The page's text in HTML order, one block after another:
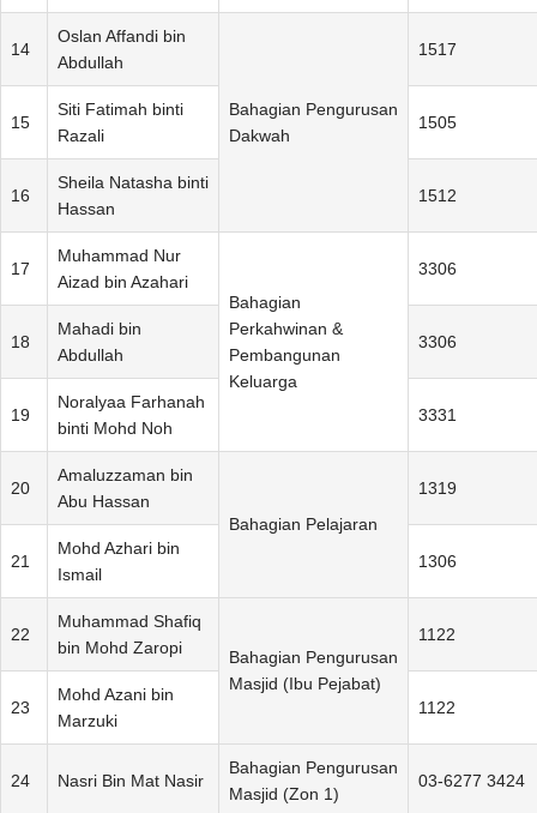
14
Oslan Affandi bin
Abdullah
Bahagian Pengurusan
Dakwah
1517
15
Siti Fatimah binti
Razali
1505
16
Sheila Natasha binti
Hassan
1512
17
Muhammad Nur
Aizad bin Azahari
Bahagian
Perkahwinan &
Pembangunan
Keluarga
3306
18
Mahadi bin
Abdullah
3306
19
Noralyaa Farhanah
binti Mohd Noh
3331
20
Amaluzzaman bin
Abu Hassan
Bahagian Pelajaran
1319
21
Mohd Azhari bin
Ismail
1306
22
Muhammad Shafiq
bin Mohd Zaropi
Bahagian Pengurusan
Masjid (Ibu Pejabat)
1122
23
Mohd Azani bin
Marzuki
1122
24 Nasri Bin Mat Nasir
Bahagian Pengurusan
Masjid (Zon 1)
03-6277 3424